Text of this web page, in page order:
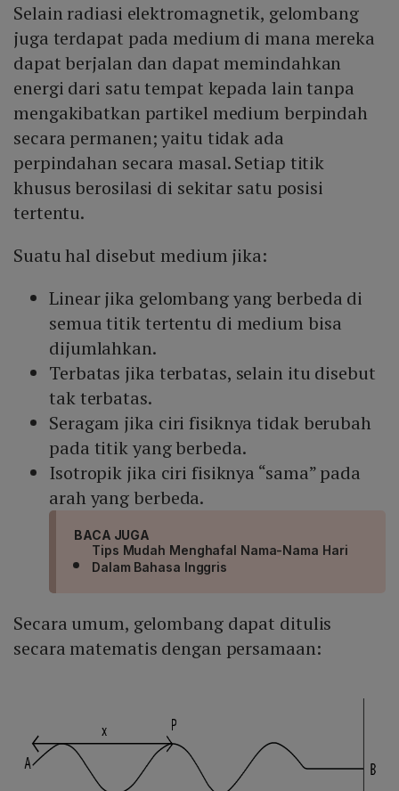
Selain radiasi elektromagnetik, gelombang
juga terdapat pada medium di mana mereka
dapat berjalan dan dapat memindahkan
energi dari satu tempat kepada lain tanpa
mengakibatkan partikel medium berpindah
secara permanen; yaitu tidak ada
perpindahan secara masal. Setiap titik
khusus berosilasi di sekitar satu posisi
tertentu.
Suatu hal disebut medium jika:
Linear jika gelombang yang berbeda di
semua titik tertentu di medium bisa
dijumlahkan.
Terbatas jika terbatas, selain itu disebut
tak terbatas.
Seragam jika ciri fisiknya tidak berubah
pada titik yang berbeda.
Isotropik jika ciri fisiknya “sama” pada
arah yang berbeda.
BACA JUGA
Tips Mudah Menghafal Nama-Nama Hari
Dalam Bahasa Inggris
Secara umum, gelombang dapat ditulis
secara matematis dengan persamaan: